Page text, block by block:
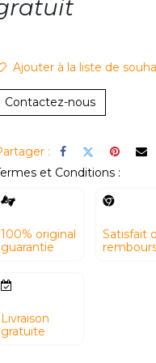
Ajouter à la li​ste de
Contactez-nous
:
et Conditions :
100% original
guarantie
Satisfait
Livraison
gratuite